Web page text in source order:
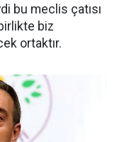
bu meclis çatısı
biz
ortaktır.